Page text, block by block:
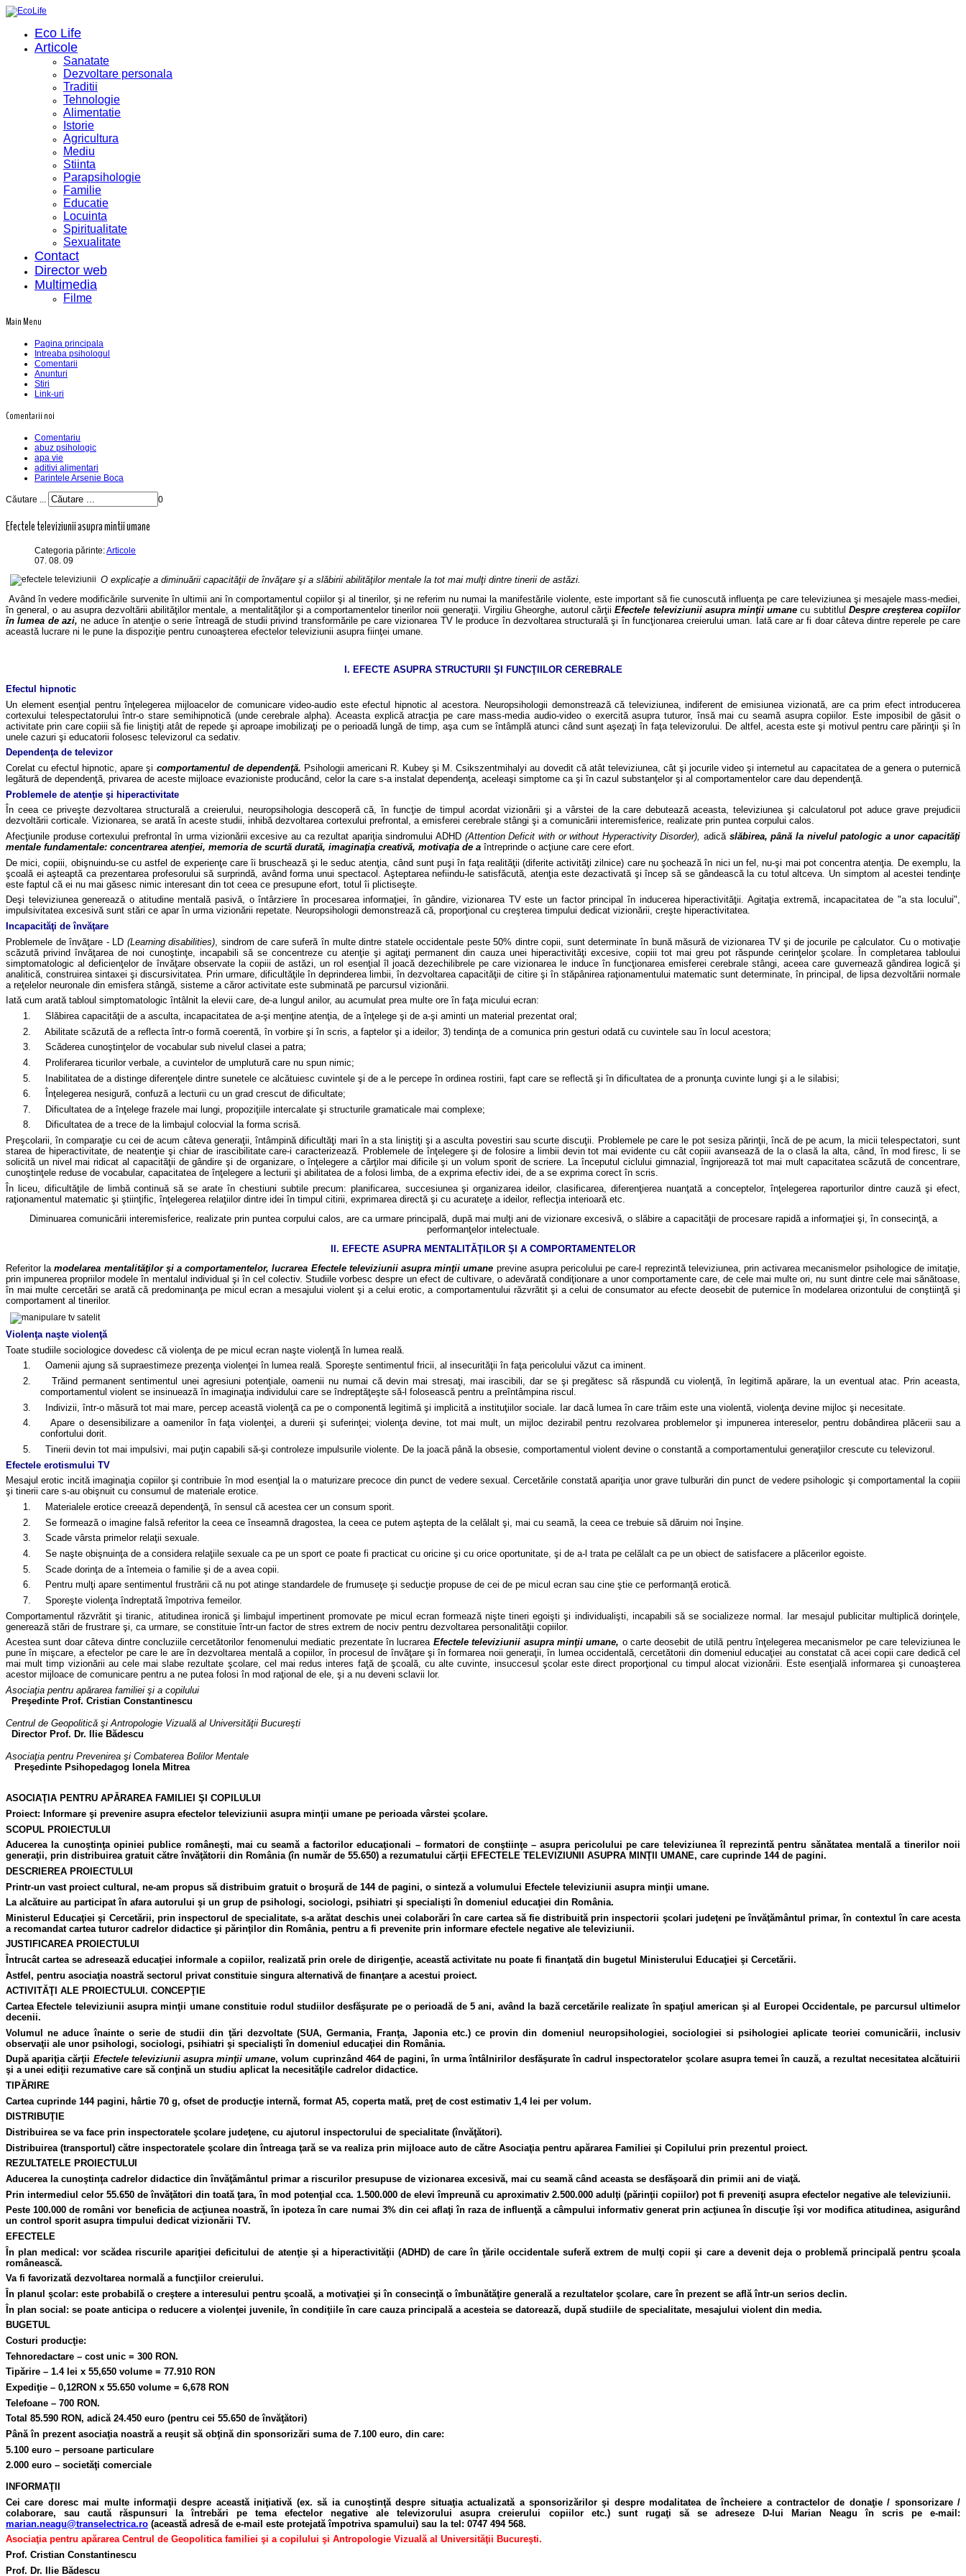
Eco Life
Articole
Sanatate
Dezvoltare personala
Traditii
Tehnologie
Alimentatie
Istorie
Agricultura
Mediu
Stiinta
Parapsihologie
Familie
Educatie
Locuinta
Spiritualitate
Sexualitate
Contact
Director web
Multimedia
Filme
Main Menu
Pagina principala
Intreaba psihologul
Comentarii
Anunturi
Stiri
Link-uri
Comentarii noi
Comentariu
abuz psihologic
apa vie
aditivi alimentari
Parintele Arsenie Boca
Căutare ... 0
Efectele televiziunii asupra mintii umane
Categoria părinte:Articole
07. 08. 09
O explicaţie a diminuării capacităţii de învăţare şi a slăbirii abilităţilor mentale la tot mai mulţi dintre tinerii de astăzi.
Având în vedere modificările survenite în ultimii ani în comportamentul copiilor şi al tinerilor, şi ne referim nu numai la manifestările violente, este important să fie cunoscută influenţa pe care televiziunea şi mesajele mass-mediei,
în general, o au asupra dezvoltării abilităţilor mentale, a mentalităţilor şi a comportamentelor tinerilor noii generaţii. Virgiliu Gheorghe, autorul cărţiiEfectele televiziunii asupra minţii umane cu subtitlul Despre creşterea copiilor
în lumea de azi,ne aduce în atenţie o serie întreagă de studii privind transformările pe care vizionarea TV le produce în dezvoltarea structurală şi în funcţionarea creierului uman. Iată care ar fi doar câteva dintre reperele pe care
această lucrare ni le pune la dispoziţie pentru cunoaşterea efectelor televiziunii asupra fiinţei umane.
I. EFECTE ASUPRA STRUCTURII ŞI FUNCŢIILOR CEREBRALE
Efectul hipnotic
Un element esenţial pentru înţelegerea mijloacelor de comunicare video-audio este efectul hipnotic al acestora. Neuropsihologii demonstrează că televiziunea, indiferent de emisiunea vizionată, are ca prim efect introducerea
cortexului telespectatorului într-o stare semihipnotică (unde cerebrale alpha). Aceasta explică atracţia pe care mass-media audio-video o exercită asupra tuturor, însă mai cu seamă asupra copiilor. Este imposibil de găsit o
activitate prin care copiii să fie liniştiţi atât de repede şi aproape imobilizaţi pe o perioadă lungă de timp, aşa cum se întâmplă atunci când sunt aşezaţi în faţa televizorului. De altfel, acesta este şi motivul pentru care părinţii şi în
unele cazuri şi educatorii folosesc televizorul ca sedativ.
Dependenţa de televizor
Corelat cu efectul hipnotic, apareşi comportamentul de dependenţă. Psihologii americani R. Kubeyşi M. Csikszentmihalyi au dovedit că atât televiziunea, cât şi jocurile video şi internetul au capacitatea de a genera o puternică
legătură de dependenţă, privarea de aceste mijloace evazioniste producând, celor la care s-a instalat dependenţa, aceleaşi simptome ca şi în cazul substanţelor şi al comportamentelor care dau dependenţă.
Problemele de atenţie şi hiperactivitate
În ceea ce priveşte dezvoltarea structurală a creierului, neuropsihologia descoperă că, în funcţie de timpul acordat vizionării şi a vârstei de la care debutează aceasta, televiziunea şi calculatorul pot aduce grave prejudicii
dezvoltării corticale. Vizionarea, se arată în aceste studii, inhibă dezvoltarea cortexului prefrontal, a emisferei cerebrale stângi şi a comunicării interemisferice, realizate prin puntea corpului calos.
Afecţiunile produse cortexului prefrontal în urma vizionării excesive au ca rezultat apariţia sindromului ADHD (Attention Deficit with or without Hyperactivity Disorder), adică slăbirea, până la nivelul patologic a unor capacităţi
mentale fundamentale: concentrarea atenţiei, memoria de scurtă durată, imaginaţia creativă, motivaţia de a întreprinde o acţiune care cere efort.
De mici, copiii, obişnuindu-se cu astfel de experienţe care îi bruschează şi le seduc atenţia, când sunt puşi în faţa realităţii (diferite activităţi zilnice) care nu şochează în nici un fel, nu-şi mai pot concentra atenţia. De exemplu, la
şcoală ei aşteaptă ca prezentarea profesorului să surprindă, având forma unui spectacol. Aşteptarea nefiindu-le satisfăcută, atenţia este dezactivată şi încep să se gândească la cu totul altceva. Un simptom al acestei tendinţe
este faptul că ei nu mai găsesc nimic interesant din tot ceea ce presupune efort, totul îi plictiseşte.
Deşi televiziunea generează o atitudine mentală pasivă, o întârziere în procesarea informaţiei, în gândire, vizionarea TV este un factor principal în inducerea hiperactivităţii. Agitaţia extremă, incapacitatea de "a sta locului",
impulsivitatea excesivă sunt stări ce apar în urma vizionării repetate. Neuropsihologii demonstrează că, proporţional cu creşterea timpului dedicat vizionării, creşte hiperactivitatea.
Incapacităţi de învăţare
Problemele de învăţare - LD (Learning disabilities) , sindrom de care suferă în multe dintre statele occidentale peste 50% dintre copii, sunt determinate în bună măsură de vizionarea TV şi de jocurile pe calculator. Cu o motivaţie
scăzută privind învăţarea de noi cunoştinţe, incapabili să se concentreze cu atenţie şi agitaţi permanent din cauza unei hiperactivităţi excesive, copiii tot mai greu pot răspunde cerinţelor şcolare. În completarea tabloului
simptomatologic al deficienţelor de învăţare observate la copiii de astăzi, un rol esenţial îl joacă dezechilibrele pe care vizionarea le induce în funcţionarea emisferei cerebrale stângi, aceea care guvernează gândirea logică şi
analitică, construirea sintaxei şi discursivitatea. Prin urmare, dificultăţile în deprinderea limbii, în dezvoltarea capacităţii de citire şi în stăpânirea raţionamentului matematic sunt determinate, în principal, de lipsa dezvoltării normale
a reţelelor neuronale din emisfera stângă, sisteme a căror activitate este subminată pe parcursul vizionării.
Iată cum arată tabloul simptomatologic întâlnit la elevii care, de-a lungul anilor, au acumulat prea multe ore în faţa micului ecran:
1.
Sl ăbirea capacităţii de a asculta, incapacitatea de a-şi menţine atenţia, de a înţelege şi de a-şi aminti un material prezentat oral;
2.
Abilitate scăzută de a reflecta într-o formă coerentă, în vorbire şi în scris, a faptelor şi a ideilor; 3) tendinţa de a comunica prin gesturi odată cu cuvintele sau în locul acestora;
3.
Scăderea cunoştinţelor de vocabular sub nivelul clasei a patra;
4.
Proliferarea ticurilor verbale, a cuvintelor de umplutură care nu spun nimic;
5.
Inabilitatea de a distinge diferenţele dintre sunetele ce alcătuiesc cuvintele şi de a le percepe în ordinea rostirii, fapt care se reflectă şi în dificultatea de a pronunţa cuvinte lungi şi a le silabisi;
6.
Înţelegerea nesigură, confuză a lecturii cu un grad crescut de dificultate;
7.
Dificultatea de a înţelege frazele mai lungi, propoziţiile intercalate şi structurile gramaticale mai complexe;
8.
Dificultatea de a trece de la limbajul colocvial la forma scrisă.
Preşcolarii, în comparaţie cu cei de acum câteva generaţii, întâmpină dificu ltăţi mari în a sta liniştiţi şi a asculta povestiri sau scurte discuţii. Problemele pe care le pot sesiza părinţii, încă de pe acum, la micii telespectatori, sunt
starea de hiperactivitate, de neatenţie şi chiar de irascibilitate care-i caracterizează. Problemele de înţelegere şi de folosire a limbii devin tot mai evidente cu cât copiii avansează de la o clasă la alta, când, în mod firesc, li se
solicită un nivel mai ridicat al capacităţii de gândire şi de organizare, o înţelegere a cărţilor mai dificile şi un volum sporit de scriere. La începutul ciclului gimnazial, îngrijorează tot mai mult capacitatea scăzută de concentrare,
cunoştinţele reduse de vocabular, capacitatea de înţelegere a lecturii şi abilitatea de a folosi limba, de a exprima efectiv idei, de a se exprima corect în scris.
În liceu, dificultăţile de limbă continuă să se arate în chestiuni subtile precum: planificarea, succesiunea şi organizarea ideilor, clasificarea, diferenţierea nuanţată a conceptelor, înţelegerea raporturilor dintre cauză şi efect,
raţionamentul matematic şi ştiinţific, înţelegerea relaţiilor dintre idei în timpul citirii, exprimarea directă şi cu acurateţe a ideilor, reflecţia interioară etc.
Diminuarea comunicării interemisferice, realizate prin puntea corpului calos, are ca urmare principală, după mai mulţi ani de vizionare excesivă, o slăbire a capacităţii de procesare rapidă a informaţiei şi, în consecinţă, a
performanţelor intelectuale.
II. EFECTE ASUPRA MENTALITĂŢILOR ŞI A COMPORTAMENTELOR
Referitor lamodelarea mentalităţilor şi a comportamentelor, lucrarea Efectele televiziunii asupra minţii umane previne asupra pericolului pe care-l reprezintă televiziunea, prin activarea mecanismelor psihologice de imitaţie,
prin impunerea propriilor modele în mentalul individual şi în cel colectiv. Studiile vorbesc despre un efect de cultivare, o adevărată condiţionare a unor comportamente care, de cele mai multe ori, nu sunt dintre cele mai sănătoase,
în mai multe cercetări se arată că predominanţa pe micul ecran a mesajului violent şi a celui erotic, a comportamentului răzvrătit şi a celui de consumator au efecte deosebit de puternice în modelarea orizontului de conştiinţă şi
comportament al tinerilor.
Violenţa naşte violenţă
Toate studiile sociologice dovedesc că violenţa de pe micul ecran naşte violenţă în lumea reală.
1.
Oamenii ajung să supraestimeze prezenţa violenţei în lumea reală. Sporeşte sentimentul fricii, al insecurităţii în faţa pericolului văzut ca iminent.
2.
Trăind permanent sentimentul unei agresiuni potenţiale, oamenii nu numai că devin mai stresaţi, mai irascibili, dar se şi pregătesc să răspundă cu violenţă, în legitimă apărare, la un eventual atac. Prin aceasta,
comportamentul violent se insinuează în imaginaţia individului care se îndreptăţeşte să-l folosească pentru a preîntâmpina riscul.
3.
Indivizii, într-o măsură tot mai mare, percep această violenţă ca pe o componentă legitimă şi implicită a instituţiilor sociale. Iar dacă lumea în care trăim este una violentă, violenţa devine mijloc şi necesitate.
4.
Apare o desensibilizare a oamenilor în faţa violenţei, a durerii şi suferinţei; violenţa devine, tot mai mult, un mijloc dezirabil pentru rezolvarea problemelor şi impunerea intereselor, pentru dobândirea plăcerii sau a
confortului dorit.
5.
Tinerii devin tot mai impulsivi, mai puţin capabili să-şi controleze impulsurile violente. De la joacă până la obsesie, comportamentul violent devine o constantă a comportamentului generaţiilor crescute cu televizorul.
Efectele erotismului TV
Mesajul erotic incită imaginaţia copiilor şi contribuie în mod esenţial la o maturizare precoce din punct de vedere sexual. Cercetările constată apariţia unor grave tulburări din punct de vedere psihologic şi comportamental la copiii
şi tinerii care s-au obişnuit cu consumul de materiale erotice.
1.
Materialele erotice creează dependenţă, în sensul că acestea cer un consum sporit.
2.
Se formează o imagine falsă referitor la ceea ce înseamnă dragostea, la ceea ce putem aştepta de la celălalt şi, mai cu seamă, la ceea ce trebuie să dăruim noi înşine.
3.
Scade vârsta primelor relaţii sexuale.
4.
Se naşte obişnuinţa de a considera relaţiile sexuale ca pe un sport ce poate fi practicat cu oricine şi cu orice oportunitate, şi de a-l trata pe celălalt ca pe un obiect de satisfacere a plăcerilor egoiste.
5.
Scade dorinţa de a întemeia o familie şi de a avea copii.
6.
Pentru mul ţi apare sentimentul frustrării că nu pot atinge standardele de frumuseţe şi seducţie propuse de cei de pe micul ecran sau cine ştie ce performanţă erotică.
7.
Sporeşte violenţa îndreptată împotriva femeilor.
Comportamentul răzvrătit şi tiranic, atitudinea ironică şi limbajul impertinent promovate pe micul ecran formează nişte tineri egoişti şi individualişti, incapabili să se socializeze normal. Iar mesajul publicitar multiplică dorinţele,
generează stări de frustrare şi, ca urmare, se constituie într-un factor de stres extrem de nociv pentru dezvoltarea personalităţii copiilor.
Acestea sunt doar câteva dintre concluziile cercetătorilor fenomenului mediatic prezentate în lucrarea Efectele televiziunii asupra minţii umane, o carte deosebit de utilă pentru înţelegerea mecanismelor pe care televiziunea le
pune în mişcare, a efectelor pe care le are în dezvoltarea mentală a copiilor, în procesul de învăţare şi în formarea noii generaţii, în lumea occidentală, cercetătorii din domeniul educaţiei au constatat că acei copii care dedică cel
mai mult timp vizionării au cele mai slabe rezultate şcolare, cel mai redus interes faţă de şcoală, cu alte cuvinte, insuccesul şcolar este direct proporţional cu timpul alocat vizionării. Este esenţială informarea şi cunoaşterea
acestor mijloace de comunicare pentru a ne putea folosi în mod raţional de ele, şi a nu deveni sclavii lor.
Asociaţia pentru apărarea familiei şi a copilului
Preşedinte Prof. Cristian Constantinescu
Centrul de Geopolitică şi Antropologie Vizuală al Universităţii Bucureşti
Director Prof. Dr. Ilie Bădescu
Asociaţia pentru Prevenirea şi Combaterea Bolilor Mentale
Preşedinte Psihopedagog Ionela Mitrea
ASOCIAŢIA PENTRU APĂRAREA FAMILIEI ŞI COPILULUI
Proiect: Informare şi prevenire asupra efectelor televiziunii asupra minţii umane pe perioada vârstei şcolare.
SCOPUL PROIECTULUI
Aducerea la cunoştinţa opiniei publice româneşti, mai cu seamă a factorilor educaţionali – formatori de conştiinţe – asupra pericolului pe care televiziunea îl reprezintă pentru sănătatea mentală a tinerilor noii
generaţii, prin distribuirea gratuit către învăţătorii din România (în număr de 55.650) a rezumatului cărţii EFECTELE TELEVIZIUNII ASUPRA MINŢII UMANE, care cuprinde 144 de pagini.
DESCRIEREA PROIECTULUI
Printr-un vast proiect cultural, ne-am propus să distribuim gratuit o broşură de 144 de pagini, o sinteză a volumului Efectele televiziunii asupra minţii umane.
La alcătuire au participat în afara autorului şi un grup de psihologi, sociologi, psihiatri şi specialişti în domeniul educaţiei din România.
Ministerul Educaţiei şi Cercetării, prin inspectorul de specialitate, s-a arătat deschis unei colaborări în care cartea să fie distribuită prin inspectorii şcolari judeţeni pe învăţământul primar, în contextul în care acesta
a recomandat cartea tuturor cadrelor didactice şi părinţilor din România, pentru a fi prevenite prin informare efectele negative ale televiziunii.
JUSTIFICAREA PROIECTULUI
Întrucât cartea se adresează educaţiei informale a copiilor, realizată prin orele de dirigenţie, această activitate nu poate fi finanţată din bugetul Ministerului Educaţiei şi Cercetării.
Astfel, pentru asociaţia noastră sectorul privat constituie singura alternativă de finanţare a acestui proiect.
ACTIVITĂŢI ALE PROIECTULUI. CONCEPŢIE
Cartea Efectele televiziunii asupra minţii umane constituie rodul studiilor desfăşurate pe o perioadă de 5 ani, având la bază cercetările realizate în spaţiul american şi al Europei Occidentale, pe parcursul ultimelor
decenii.
Volumul ne aduce înainte o serie de studii din ţări dezvoltate (SUA, Germania, Franţa, Japonia etc.) ce provin din domeniul neuropsihologiei, sociologiei si psihologiei aplicate teoriei comunicării, inclusiv
observaţii ale unor psihologi, sociologi, psihiatri şi specialişti în domeniul educaţiei din România.
După apariţia cărţii Efectele televiziunii asupra minţii umane, volum cuprinzând 464 de pagini, în urma întâlnirilor desfăşurate în cadrul inspectoratelor şcolare asupra temei în cauză, a rezultat necesitatea alcătuirii
şi a unei ediţii rezumative care să conţină un studiu aplicat la necesităţile cadrelor didactice.
TIPĂRIRE
Cartea cuprinde 144 pagini, hârtie 70 g, ofset de producţie internă, format A5, coperta mată, preţ de cost estimativ 1,4 lei per volum.
DISTRIBUŢIE
Distribuirea se va face prin inspectoratele şcolare judeţene, cu ajutorul inspectorului de specialitate (învăţători).
Distribuirea (transportul) către inspectoratele şcolare din întreaga ţară se va realiza prin mijloace auto de către Asociaţia pentru apărarea Familiei şi Copilului prin prezentul proiect.
REZULTATELE PROIECTULUI
Aducerea la cunoştinţa cadrelor didactice din învăţământul primar a riscurilor presupuse de vizionarea excesivă, mai cu seamă când aceasta se desfăşoară din primii ani de viaţă.
Prin intermediul celor 55.650 de învăţători din toată ţara, în mod potenţial cca. 1.500.000 de elevi împreună cu aproximativ 2.500.000 adulţi (părinţii copiilor) pot fi preveniţi asupra efectelor negative ale televiziunii.
Peste 100.000 de români vor beneficia de acţiunea noastră, în ipoteza în care numai 3% din cei aflaţi în raza de influenţă a câmpului informativ generat prin acţiunea în discuţie îşi vor modifica atitudinea, asigurând
un control sporit asupra timpului dedicat vizionării TV.
EFECTELE
În plan medical: vor scădea riscurile apariţiei deficitului de atenţie şi a hiperactivităţii (ADHD) de care în ţările occidentale suferă extrem de mulţi copii şi care a devenit deja o problemă principală pentru şcoala
românească.
Va fi favorizată dezvoltarea normală a funcţiilor creierului.
În planul şcolar: este probabilă o creştere a interesului pentru şcoală, a motivaţiei şi în consecinţă o îmbunătăţire generală a rezultatelor şcolare, care în prezent se află într-un serios declin.
În plan social: se poate anticipa o reducere a violenţei juvenile, în condiţiile în care cauza principală a acesteia se datorează, după studiile de specialitate, mesajului violent din media.
BUGETUL
Costuri producţie:
Tehnoredactare – cost unic = 300 RON.
Tipărire – 1.4 lei x 55,650 volume = 77.910 RON
Expediţie – 0,12RON x 55.650 volume = 6,678 RON
Telefoane – 700 RON.
Total 85.590 RON, adică 24.450 euro (pentru cei 55.650 de învăţători)
Până în prezent asociaţia noastră a reuşit să obţină din sponsorizări suma de 7.100 euro, din care:
5.100 euro – persoane particulare
2.000 euro – societăţi comerciale
INFORMAŢII
Cei care doresc mai multe informaţii despre această iniţiativă (ex. să ia cunoştinţă despre situaţia actualizată a sponsorizărilor şi despre modalitatea de încheiere a contractelor de donaţie / sponsorizare /
colaborare, sau caută răspunsuri la întrebări pe tema efectelor negative ale televizorului asupra creierului copiilor etc.) sunt rugaţi să se adreseze D-lui Marian Neagu în scris pe e-mail:
marian.neagu@transelectrica.ro (această adresă de e-mail este protejată împotriva spamului) sau la tel: 0747 494 568.
Asociaţia pentru apărarea Centrul de Geopolitica familiei şi a copilului şi Antropologie Vizuală al Universităţii Bucureşti.
Prof. Cristian Constantinescu
Prof. Dr. Ilie Bădescu